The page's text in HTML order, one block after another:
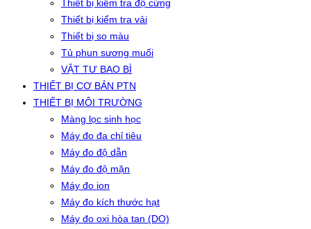
Thiết bị kiểm tra độ cứng
Thiết bị kiểm tra vải
Thiết bị so màu
Tủ phun sương muối
VẬT TƯ BAO BÌ
THIẾT BỊ CƠ BẢN PTN
THIẾT BỊ MÔI TRƯỜNG
Màng lọc sinh học
Máy đo đa chỉ tiêu
Máy đo độ dẫn
Máy đo độ mặn
Máy đo ion
Máy đo kích thước hạt
Máy đo oxi hòa tan (DO)